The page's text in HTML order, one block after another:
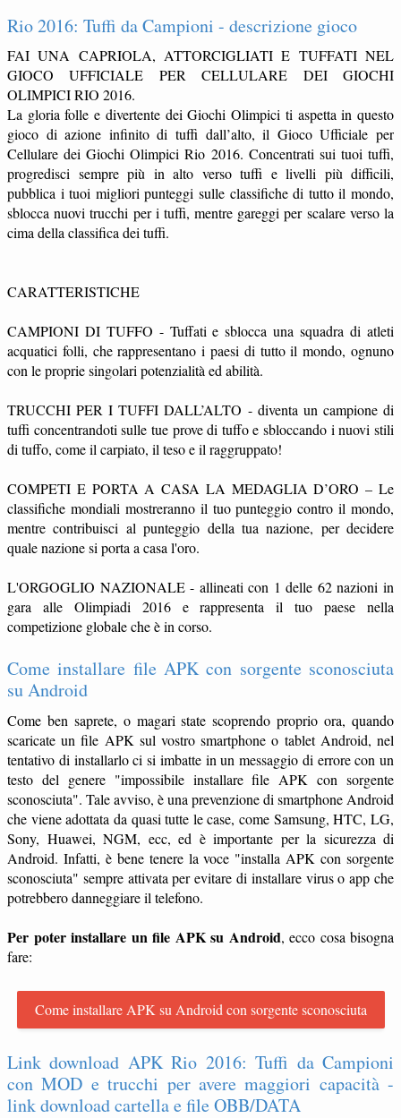
Rio 2016: Tuffi da Campioni - descrizione gioco
FAI UNA CAPRIOLA, ATTORCIGLIATI E TUFFATI NEL
GIOCO UFFICIALE PER CELLULARE DEI GIOCHI
OLIMPICI RIO 2016.
La gloria folle e divertente dei Giochi Olimpici ti aspetta in questo
gioco di azione infinito di tuffi dall’alto, il Gioco Ufficiale per
Cellulare dei Giochi Olimpici Rio 2016. Concentrati sui tuoi tuffi,
progredisci sempre più in alto verso tuffi e livelli più difficili,
pubblica i tuoi migliori punteggi sulle classifiche di tutto il mondo,
sblocca nuovi trucchi per i tuffi, mentre gareggi per scalare verso la
cima della classifica dei tuffi.
CARATTERISTICHE
CAMPIONI DI TUFFO - Tuffati e sblocca una squadra di atleti
acquatici folli, che rappresentano i paesi di tutto il mondo, ognuno
con le proprie singolari potenzialità ed abilità.
TRUCCHI PER I TUFFI DALL’ALTO - diventa un campione di
tuffi concentrandoti sulle tue prove di tuffo e sbloccando i nuovi stili
di tuffo, come il carpiato, il teso e il raggruppato!
COMPETI E PORTA A CASA LA MEDAGLIA D’ORO – Le
classifiche mondiali mostreranno il tuo punteggio contro il mondo,
mentre contribuisci al punteggio della tua nazione, per decidere
quale nazione si porta a casa l'oro.
L'ORGOGLIO NAZIONALE - allineati con 1 delle 62 nazioni in
gara alle Olimpiadi 2016 e rappresenta il tuo paese nella
competizione globale che è in corso.
Come installare file APK con sorgente sconosciuta
su Android
Come ben saprete, o magari state scoprendo proprio ora, quando
scaricate un file APK sul vostro smartphone o tablet Android, nel
tentativo di installarlo ci si imbatte in un messaggio di errore con un
testo del genere "impossibile installare file APK con sorgente
sconosciuta". Tale avviso, è una prevenzione di smartphone Android
che viene adottata da quasi tutte le case, come Samsung, HTC, LG,
Sony, Huawei, NGM, ecc, ed è importante per la sicurezza di
Android. Infatti, è bene tenere la voce "installa APK con sorgente
sconosciuta" sempre attivata per evitare di installare virus o app che
potrebbero danneggiare il telefono.
Per poter installare un file APK su Android, ecco cosa bisogna
fare:
Come installare APK su Android con sorgente sconosciuta
Link download APK Rio 2016: Tuffi da Campioni
con MOD e trucchi per avere maggiori capacità -
link download cartella e file OBB/DATA